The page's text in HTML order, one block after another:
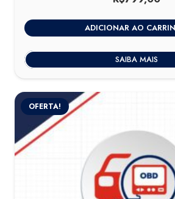
ADICIONAR AO
SAIBA MAIS
OFERTA!